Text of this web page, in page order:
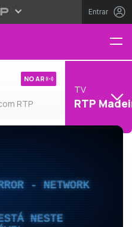
Entrar
RTP
NO AR
TV
RTP
- NETWORK
NESTE